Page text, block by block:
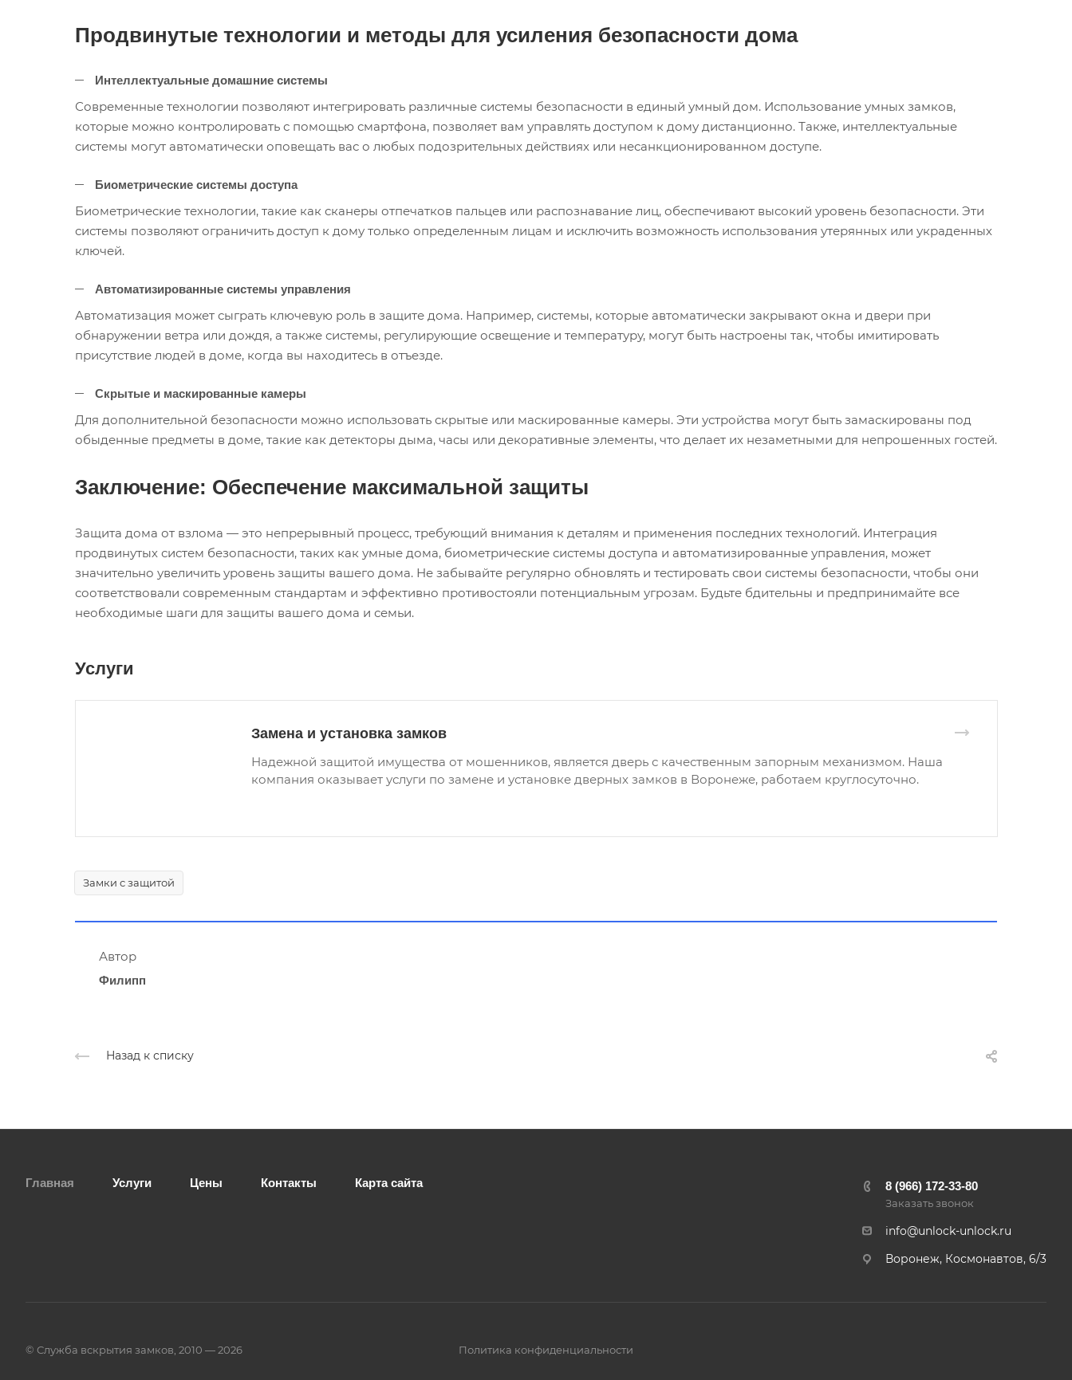
Продвинутые технологии и методы для усиления безопасности дома
Интеллектуальные домашние системы
Современные технологии позволяют интегрировать различные системы безопасности в единый умный дом. Использование умных замков,
которые можно контролировать с помощью смартфона, позволяет вам управлять доступом к дому дистанционно. Также, интеллектуальные
системы могут автоматически оповещать вас о любых подозрительных действиях или несанкционированном доступе.
Биометрические системы доступа
Биометрические технологии, такие как сканеры отпечатков пальцев или распознавание лиц, обеспечивают высокий уровень безопасности. Эти
системы позволяют ограничить доступ к дому только определенным лицам и исключить возможность использования утерянных или украденных
ключей.
Автоматизированные системы управления
Автоматизация может сыграть ключевую роль в защите дома. Например, системы, которые автоматически закрывают окна и двери при
обнаружении ветра или дождя, а также системы, регулирующие освещение и температуру, могут быть настроены так, чтобы имитировать
присутствие людей в доме, когда вы находитесь в отъезде.
Скрытые и маскированные камеры
Для дополнительной безопасности можно использовать скрытые или маскированные камеры. Эти устройства могут быть замаскированы под
обыденные предметы в доме, такие как детекторы дыма, часы или декоративные элементы, что делает их незаметными для непрошенных гостей.
Заключение: Обеспечение максимальной защиты
Защита дома от взлома — это непрерывный процесс, требующий внимания к деталям и применения последних технологий. Интеграция
продвинутых систем безопасности, таких как умные дома, биометрические системы доступа и автоматизированные управления, может
значительно увеличить уровень защиты вашего дома. Не забывайте регулярно обновлять и тестировать свои системы безопасности, чтобы они
соответствовали современным стандартам и эффективно противостояли потенциальным угрозам. Будьте бдительны и предпринимайте все
необходимые шаги для защиты вашего дома и семьи.
Услуги
Замена и установка замков
Надежной защитой имущества от мошенников, является дверь с качественным запорным механизмом. Наша
компания оказывает услуги по замене и установке дверных замков в Воронеже, работаем круглосуточно.
Замки с защитой
Автор
Филипп
Назад к списку
Главная Услуги Цены Контакты Карта сайта 8 (966) 172-33-80
Заказать звонок
info@unlock-unlock.ru
Воронеж, Космонавтов, 6/3
© Служба вскрытия замков, 2010 — 2026 Политика конфиденциальности